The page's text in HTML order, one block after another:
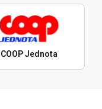
COOP Jednota